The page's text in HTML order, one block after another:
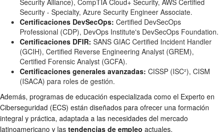
Security - Specialty, Azure Security Engineer Associate.
Certificaciones DevSecOps: Certified DevSecOps
Professional (CDP), DevOps Institute's DevSecOps Foundation.
Certificaciones DFIR: SANS GIAC Certified Incident Handler
(GCIH), Certified Reverse Engineering Analyst (GREM),
Certified Forensic Analyst (GCFA).
Certificaciones generales avanzadas: CISSP (ISC²), CISM
(ISACA) para roles de gestión.
Además, programas de educación especializada como el Experto en
Ciberseguridad (ECS) están diseñados para ofrecer una formación
integral y práctica, adaptada a las necesidades del mercado
latinoamericano y las tendencias de empleo actuales.